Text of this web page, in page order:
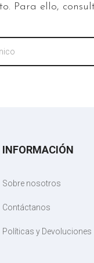
Para ello,
INFORMACIÓN
Sobre nosotros
Contáctanos
Políticas y Devoluciones